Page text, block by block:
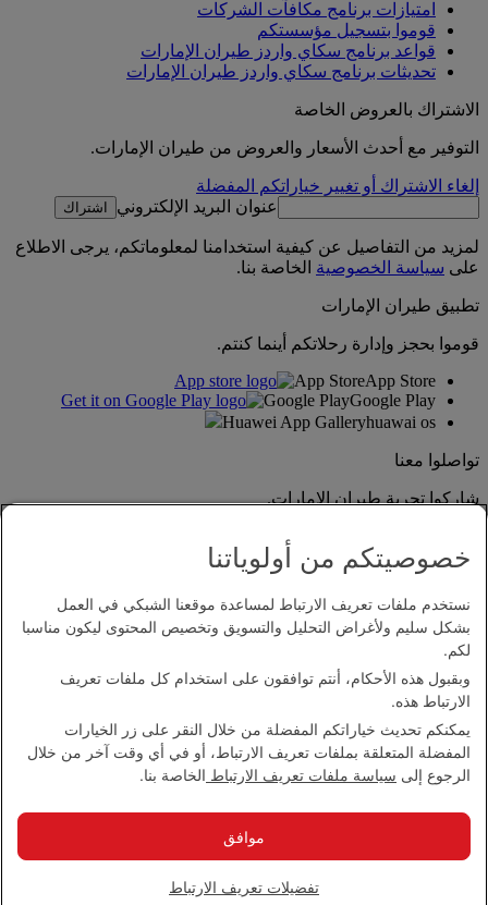
امتيازات برنامج مكافآت الشركات
قوموا بتسجيل مؤسستكم
قواعد برنامج سكاي واردز طيران الإمارات
تحديثات برنامج سكاي واردز طيران الإمارات
الاشتراك بالعروض الخاصة
التوفير مع أحدث الأسعار والعروض من طيران الإمارات.
إلغاء الاشتراك أو تغيير خياراتكم المفضلة
عنوان البريد الإلكتروني
اشتراك
لمزيد من التفاصيل عن كيفية استخدامنا لمعلوماتكم، يرجى الاطلاع
على سياسة الخصوصية الخاصة بنا.
تطبيق طيران الإمارات
قوموا بحجز وإدارة رحلاتكم أينما كنتم.
App StoreApp Store
Google PlayGoogle Play
Huawei App Galleryhuawai os
تواصلوا معنا
شاركوا تجربة طيران الإمارات.
بيان إمكانية الدخول
اتصل بنا
سياسة الخصوصية
الشروط والأحكام
سياسة ملفات تعريف الارتباط
بيان الشفافية بموجب قانون مكافحة العبودية الحديثة
خصوصيتكم من أولوياتنا
نستخدم ملفات تعريف الارتباط لمساعدة موقعنا الشبكي في العمل
بشكل سليم ولأغراض التحليل والتسويق وتخصيص المحتوى ليكون مناسبا
لكم.
وبقبول هذه الأحكام، أنتم توافقون على استخدام كل ملفات تعريف
الارتباط هذه.
يمكنكم تحديث خياراتكم المفضلة من خلال النقر على زر الخيارات
المفضلة المتعلقة بملفات تعريف الارتباط، أو في أي وقت آخر من خلال
الرجوع إلى سياسة ملفات تعريف الارتباط الخاصة بنا.
تفضيلات تعريف الارتباط
موافق